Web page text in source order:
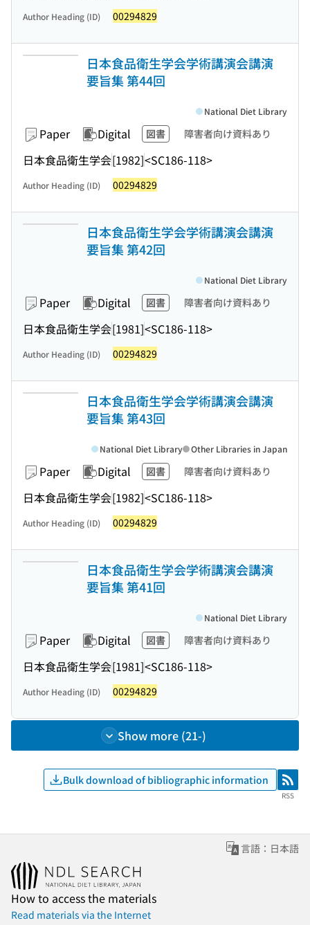
Author Heading (ID) 00294829
日本食品衛生学会学術講演会講演
要旨集 第44回
Paper Digital 図書 障害者向け資料あり
日本食品衛生学会[1982]<SC186-118>
National Diet Library
Author Heading (ID) 00294829
日本食品衛生学会学術講演会講演
要旨集 第42回
Paper Digital 図書 障害者向け資料あり
日本食品衛生学会[1981]<SC186-118>
National Diet Library
Author Heading (ID) 00294829
日本食品衛生学会学術講演会講演
要旨集 第43回
Paper Digital 図書 障害者向け資料あり
日本食品衛生学会[1982]<SC186-118>
National Diet Library Other Libraries in Japan
Author Heading (ID) 00294829
日本食品衛生学会学術講演会講演
要旨集 第41回
Paper Digital 図書 障害者向け資料あり
日本食品衛生学会[1981]<SC186-118>
National Diet Library
Author Heading (ID) 00294829
Show more (21-)
Bulk download of bibliographic information RSS
RSS
言語：日本語
How to access the materials
Read materials via the Internet